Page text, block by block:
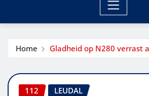
Home Gladheid op N280 verrast
112 LEUDAL